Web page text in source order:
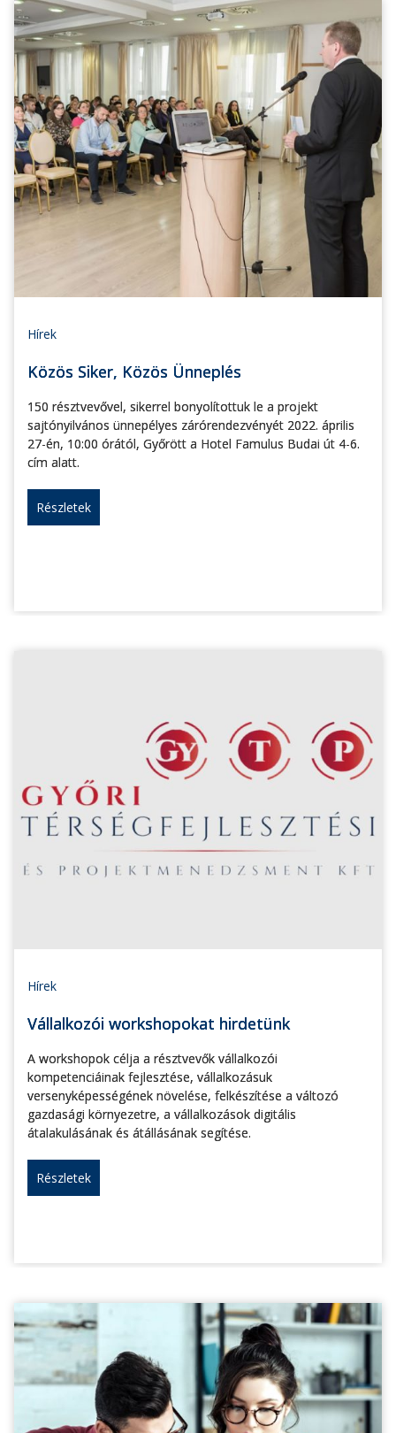
Hírek
Közös Siker, Közös Ünneplés
150 résztvevővel, sikerrel bonyolítottuk le a projekt
sajtónyilvános ünnepélyes zárórendezvényét 2022. április
27-én, 10:00 órától, Győrött a Hotel Famulus Budai út 4-6.
cím alatt.
Részletek
Hírek
Vállalkozói workshopokat hirdetünk
A workshopok célja a résztvevők vállalkozói
kompetenciáinak fejlesztése, vállalkozásuk
versenyképességének növelése, felkészítése a változó
gazdasági környezetre, a vállalkozások digitális
átalakulásának és átállásának segítése.
Részletek